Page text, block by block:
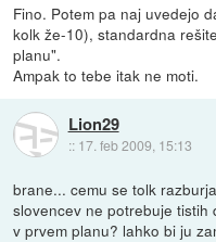
Fino. Potem pa naj uvedejo
kolk že-10), standardna
planu".
Ampak to tebe itak ne moti.
Lion29
:: 17. feb 2009, 15:13
brane... cemu se tolk
slovencev ne potrebuje tistih
v prvem planu? lahko bi ju